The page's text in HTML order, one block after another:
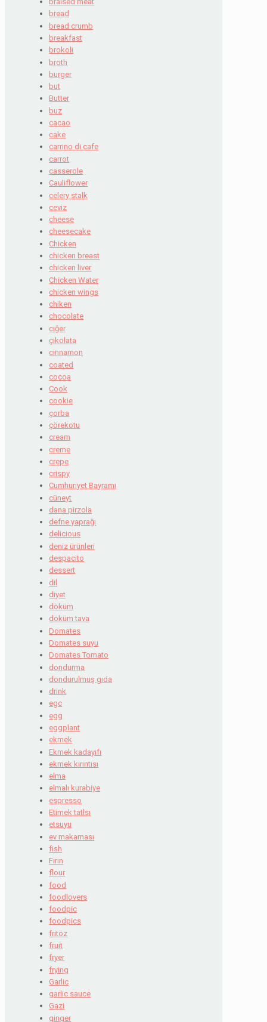
bread
bread crumb
breakfast
brokoli
broth
burger
but
Butter
buz
cacao
cake
carrino di cafe
carrot
casserole
Cauliflower
celery stalk
ceviz
cheese
cheesecake
Chicken
chicken breast
chicken liver
Chicken Water
chicken wings
chiken
chocolate
ciğer
çikolata
cinnamon
coated
cocoa
Cook
cookie
çorba
çörekotu
cream
creme
crepe
crispy
Cumhuriyet Bayramı
cüneyt
dana pirzola
defne yaprağı
delicious
deniz ürünleri
despacito
dessert
dil
diyet
döküm
döküm tava
Domates
Domates suyu
Domates Tomato
dondurma
dondurulmuş gıda
drink
egc
egg
eggplant
ekmek
Ekmek kadayıfı
ekmek kırıntısı
elma
elmalı kurabiye
espresso
Etimek tatlsı
etsuyu
ev makarnası
fish
Fırın
flour
food
foodlovers
foodpic
foodpics
fritöz
fruit
fryer
frying
Garlic
garlic sauce
Gazi
ginger